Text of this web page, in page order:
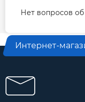
Нет вопросов
Интернет-